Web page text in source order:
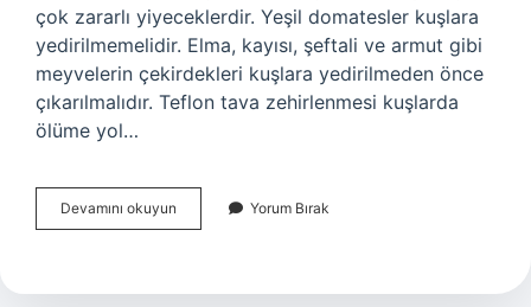
çok zararlı yiyeceklerdir. Yeşil domatesler kuşlara
yedirilmemelidir. Elma, kayısı, şeftali ve armut gibi
meyvelerin çekirdekleri kuşlara yedirilmeden önce
çıkarılmalıdır. Teflon tava zehirlenmesi kuşlarda
ölüme yol…
Devamını okuyun Muhabbet
Kuşu
Yiyebilir
Yorum Bırak